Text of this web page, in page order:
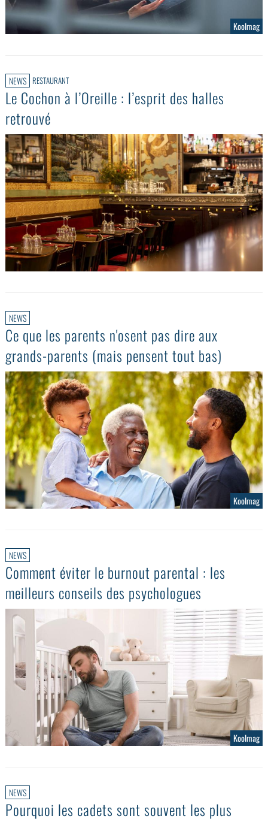
Koolmag
NEWS RESTAURANT
Le Cochon à l’Oreille : l’esprit des halles
retrouvé
NEWS
Ce que les parents n'osent pas dire aux
grands-parents (mais pensent tout bas)
Koolmag
NEWS
Comment éviter le burnout parental : les
meilleurs conseils des psychologues
Koolmag
NEWS
Pourquoi les cadets sont souvent les plus